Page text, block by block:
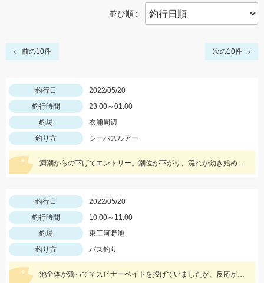
並び順
前の10件 次の10件
釣行日
2022/05/20
釣行時間
23:00～01:00
釣場
衣浦周辺
釣り方
シーバスルアー
満潮からの下げでエントリー。潮位が下がり、流れが効き始めるとボイル多数。小型ルアーでスローで巻くと効果的でした。
釣行日
2022/05/20
釣行時間
10:00～11:00
釣場
東三河野池
釣り方
バス釣り
池全体が濁っててスピナーベイトを投げていましたが、反応がなくジャッカルRVバグ1.5を投げると一投目でヒット！